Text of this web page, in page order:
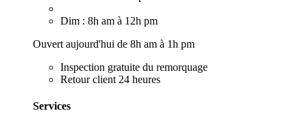
Dim : 8h am à 12h pm
Ouvert aujourd'hui de 8h am à 1h pm
Inspection gratuite du remorquage
Retour client 24 heures
Services